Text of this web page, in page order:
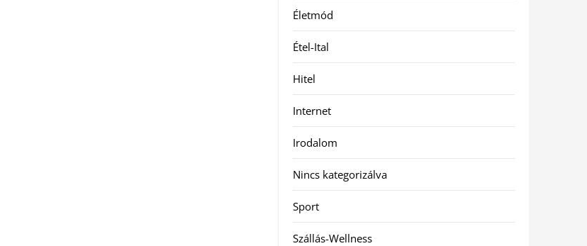
Életmód
Étel-Ital
Hitel
Internet
Irodalom
Nincs kategorizálva
Sport
Szállás-Wellness